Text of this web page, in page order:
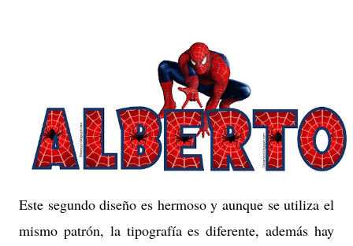
Este segundo diseño es hermoso y aunque se utiliza el
mismo patrón, la tipografía es diferente, además hay